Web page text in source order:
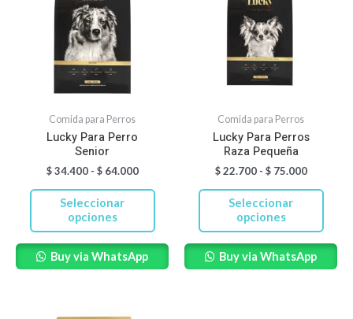
Comida para Perros
Lucky Para Perro
Senior
$34.400 - $64.000
Seleccionar
opciones
tiene
múltiples
variantes.
Las
opciones
pueden
elegir
en
la
página
producto
Buy via WhatsApp
Comida para Perros
Lucky Para Perros
Raza Pequeña
$22.700 - $75.000
Seleccionar
opciones
tiene
múltiples
variantes.
Las
opciones
pueden
elegir
en
la
página
producto
Buy via WhatsApp